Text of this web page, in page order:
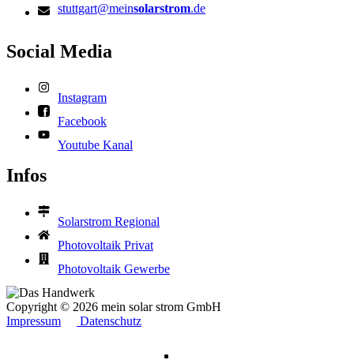
stuttgart@meinsolarstrom.de
Social Media
Instagram
Facebook
Youtube Kanal
Infos
Solarstrom Regional
Photovoltaik Privat
Photovoltaik Gewerbe
Copyright © 2026 mein solar strom GmbH
Impressum
Datenschutz